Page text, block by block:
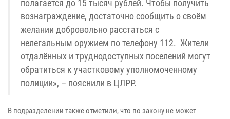
полагается до 15 тысяч рублей. Чтобы получить
вознаграждение, достаточно сообщить о своём
желании добровольно расстаться с
нелегальным оружием по телефону 112. Жители
отдалённых и труднодоступных поселений могут
обратиться к участковому уполномоченному
полиции», – пояснили в ЦЛРР.
В подразделении также отметили, что по закону не может